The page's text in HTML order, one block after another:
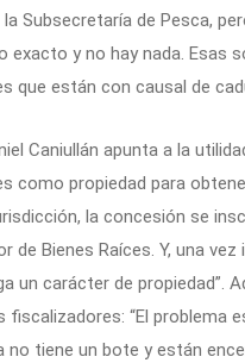
Subsecretaría de Pesca,
exacto y no hay nada. Esas
que están con causal de
Caniullán apunta a la
como propiedad para
la concesión se
de Bienes Raíces. Y, una
un carácter de propiedad”.
fiscalizadores: “El problema
no tiene un bote y están